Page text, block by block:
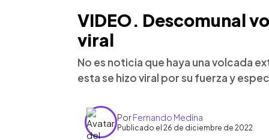
VIDEO. Descomunal
viral
No es noticia que haya una volcada
esta se hizo viral por su fuerza y
PorFernando Medina
Publicado el 26 de diciembre de 2022